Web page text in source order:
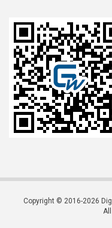
Copyright © 2016-2026